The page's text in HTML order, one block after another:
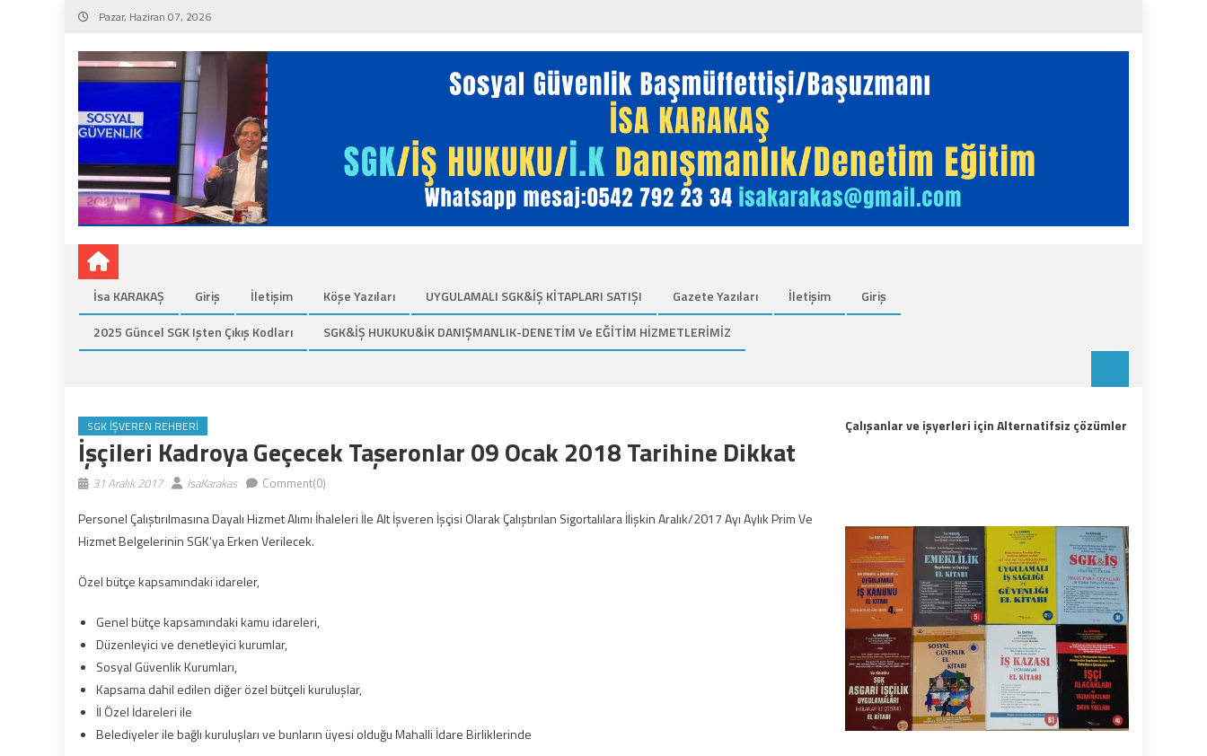
Skip
content
Pazar, Haziran 07, 2026
İsa KARAKAŞ Giriş İletişim Köşe Yazıları UYGULAMALI SGK&İŞ KİTAPLARI SATIŞI Gazete Yazıları İletişim
Giriş
2025 Güncel SGK Işten Çıkış Kodları
SGK&İŞ HUKUKU&İK DANIŞMANLIK-DENETİM Ve EĞİTİM HİZMETLERİMİZ
SGK İŞVEREN REHBERI
İşçileri Kadroya Geçecek Taşeronlar 09 Ocak 2018 Tarihine Dikkat
31 Aralık 2017 IsaKarakas Comment(0)
Personel Çalıştırılmasına Dayalı Hizmet Alımı İhaleleri İle Alt İşveren İşçisi Olarak Çalıştırılan Sigortalılara İlişkin Aralık/2017 Ayı Aylık Prim Ve
Hizmet Belgelerinin SGK’ya Erken Verilecek.
Özel bütçe kapsamındaki idareler,
Genel bütçe kapsamındaki kamu idareleri,
Düzenleyici ve denetleyici kurumlar,
Sosyal Güvenlik Kurumları,
Kapsama dahil edilen diğer özel bütçeli kuruluşlar,
İl Özel İdareleri ile
Belediyeler ile bağlı kuruluşları ve bunların üyesi olduğu Mahalli İdare Birliklerinde
Çalışanlar ve işyerleri için Alternatifsiz çözümler